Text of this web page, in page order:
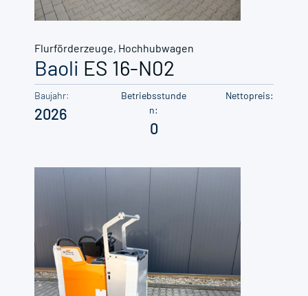
Flurförderzeuge, Hochhubwagen
Baoli ES 16-N02
Baujahr:
2026
Betriebsstunde
n:
0
Nettopreis: